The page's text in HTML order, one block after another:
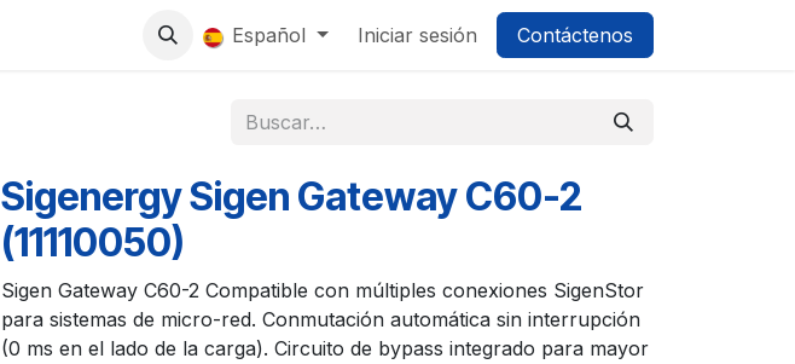
0 Español Iniciar sesión Contáctenos
Sigenergy Sigen Gateway C60-2
(11110050)
Sigen Gateway C60-2 Compatible con múltiples conexiones SigenStor
para sistemas de micro-red. Conmutación automática sin interrupción
(0 ms en el lado de la carga). Circuito de bypass integrado para mayor